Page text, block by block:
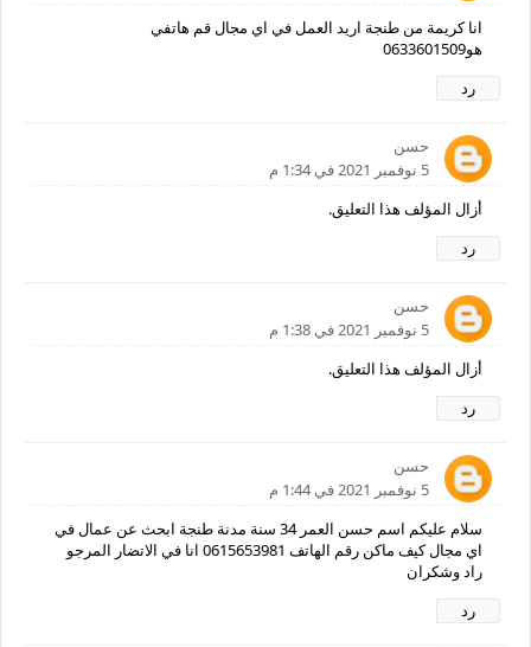
انا كريمة من طنجة اريد العمل في اي مجال قم هاتفي
هو0633601509
رد
حسن
5 نوفمبر 2021 في 1:34 م
أزال المؤلف هذا التعليق.
رد
حسن
5 نوفمبر 2021 في 1:38 م
أزال المؤلف هذا التعليق.
رد
حسن
5 نوفمبر 2021 في 1:44 م
سلام عليكم اسم حسن العمر 34 سنة مدنة طنجة ابحث عن عمال في
اي مجال كيف ماكن رقم الهاتف 0615653981 انا في الاتضار المرجو
راد وشكران
رد